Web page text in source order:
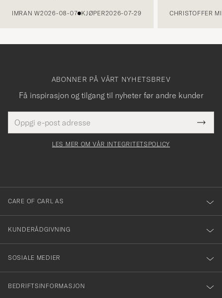
IMRAN W2026-08-07 KJØPER2026-07-29 CHRISTOFFER
ABONNER PÅ VÅRT NYHETSBREV
Få inspirasjon og tilgang til nyheter før andre kunder
postadresse
felt
Tack
för
dig
till
vårt
nyhetsbrev!
LES MER OM VÅR INTEGRITETSPOLICY
CARE OF CARL AS
KUNDERÅDGIVNING
SOSIALE MEDIER
BEDRIFTSINFORMASJON